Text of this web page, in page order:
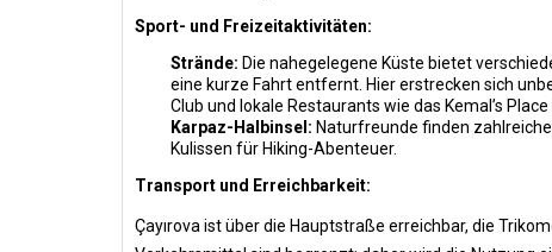
Sport- und Freizeitaktivitäten:
Strände: Die nahegelegene Küste bietet
eine kurze Fahrt entfernt. Hier erstrecken sich
Club und lokale Restaurants wie das Kemal’s
Karpaz-Halbinsel: Naturfreunde finden
Kulissen für Hiking-Abenteuer.
Transport und Erreichbarkeit:
Çayırova ist über die Hauptstraße erreichbar, die